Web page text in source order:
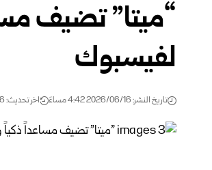
“ميتا” تضيف
لفيسبوك ‏
تاريخ النشر: 2026/06/16 4:42 مساءً اخر تحديث: 2026/06/16 4:42 مساءً